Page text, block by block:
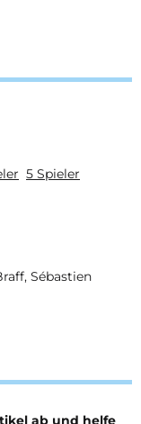
5 Spieler
Sébastien
ab und helfe